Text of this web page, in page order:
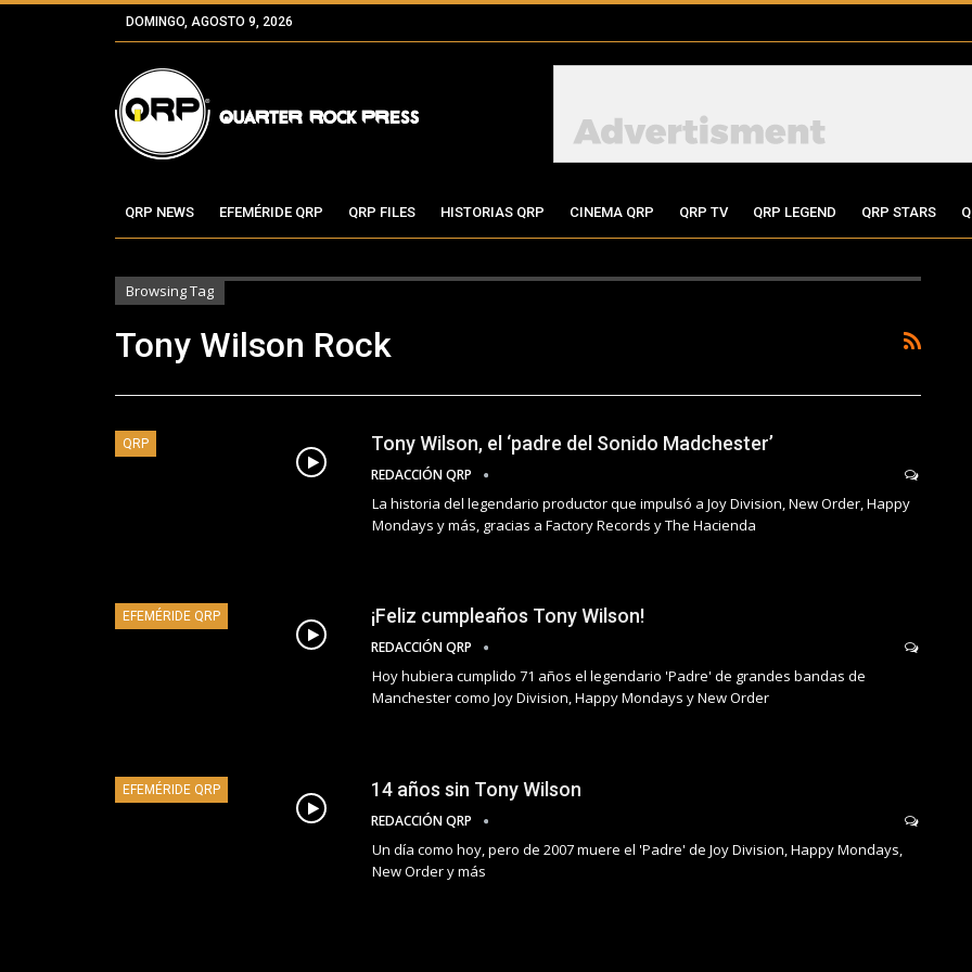
DOMINGO, AGOSTO 9, 2026
QRP NEWS EFEMÉRIDE QRP QRP FILES HISTORIAS QRP CINEMA QRP QRP TV QRP LEGEND QRP STARS
Browsing Tag
Tony Wilson Rock
QRP Tony Wilson, el ‘padre del Sonido Madchester’
REDACCIÓN QRP
La historia del legendario productor que impulsó a Joy Division, New Order, Happy
Mondays y más, gracias a Factory Records y The Hacienda
EFEMÉRIDE QRP ¡Feliz cumpleaños Tony Wilson!
REDACCIÓN QRP
Hoy hubiera cumplido 71 años el legendario 'Padre' de grandes bandas de
Manchester como Joy Division, Happy Mondays y New Order
EFEMÉRIDE QRP 14 años sin Tony Wilson
REDACCIÓN QRP
Un día como hoy, pero de 2007 muere el 'Padre' de Joy Division, Happy Mondays,
New Order y más